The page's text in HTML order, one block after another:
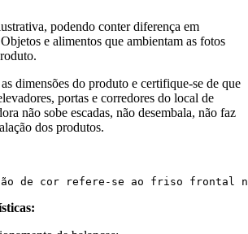
podendo conter diferença em
e alimentos que ambientam as fotos
dimensões do produto e certifique-se de que
portas e corredores do local de
não sobe escadas, não desembala, não faz
dos produtos.
de cor refere-se ao friso frontal